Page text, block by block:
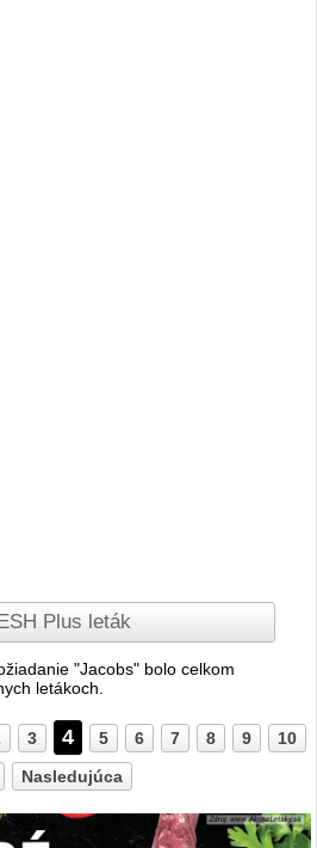
Plus leták
"Jacobs" bolo celkom
letákoch.
3 4 5 6 7 8 9
10
Nasledujúca